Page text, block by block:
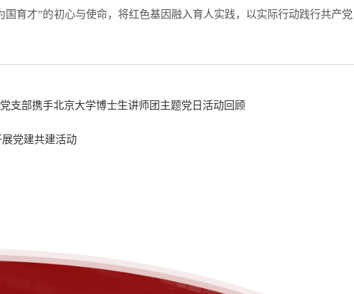
国育才”的初心与使命，将红色基因融入育人实践，以实际行动践行共产
支部携手北京大学博士生讲师团主题党日活动回顾
党建共建活动